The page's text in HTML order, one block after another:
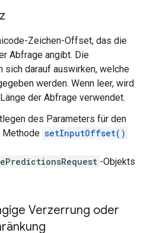
Zeichen-Offset, das die
Abfrage angibt. Die
sich darauf auswirken, welche
werden. Wenn leer, wird
der Abfrage verwendet.
des Parameters für den
Methode setInputOffset()
-Objekts
Verzerrung oder